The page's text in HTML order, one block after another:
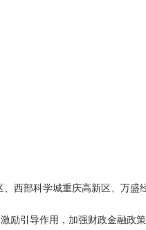
西部科学城重庆高新区、万盛
引导作用，加强财政金融政策